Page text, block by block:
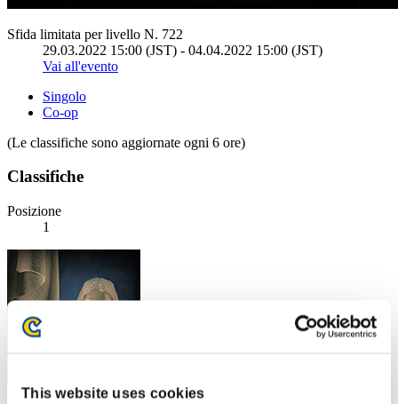
This website uses cookies
Sfida limitata per livello N. 722
29.03.2022 15:00 (JST) - 04.04.2022 15:00 (JST)
Vai all'evento
Singolo
Co-op
(Le classifiche sono aggiornate ogni 6 ore)
Classifiche
Posizione
1